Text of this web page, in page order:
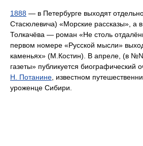
1888 — в Петербурге выходят
Стасюлевича) «Морские рассказы», а
Толкачёва — роман «Не столь
первом номере «Русской мысли»
каменьях» (М.Костин). В апреле, (в
газеты» публикуется биографический
Н. Потанине, известном
уроженце Сибири.